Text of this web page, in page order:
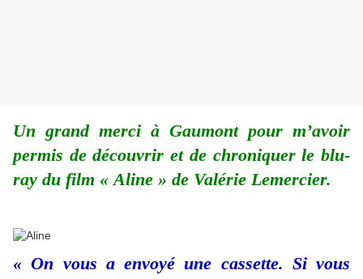
Un grand merci à Gaumont pour m’avoir
permis de découvrir et de chroniquer le blu-
ray du film « Aline » de Valérie Lemercier.
« On vous a envoyé une cassette. Si vous